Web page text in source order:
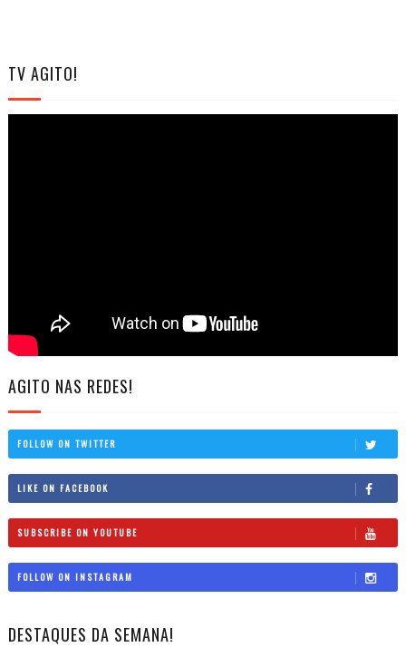
TV AGITO!
AGITO NAS REDES!
FOLLOW ON TWITTER
LIKE ON FACEBOOK
SUBSCRIBE ON YOUTUBE
FOLLOW ON INSTAGRAM
DESTAQUES DA SEMANA!